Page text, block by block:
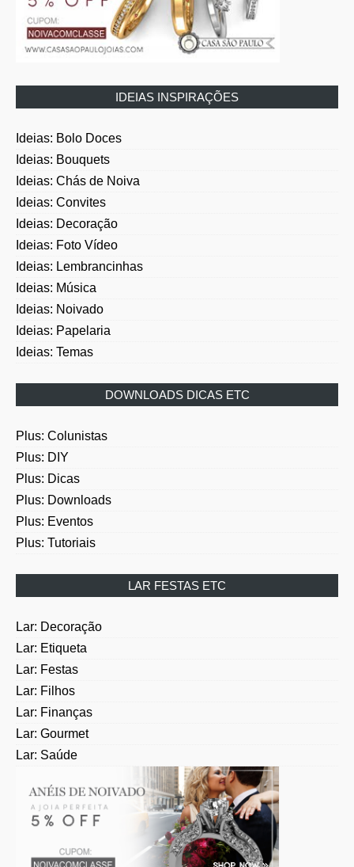
IDEIAS INSPIRAÇÕES
Ideias: Bolo Doces
Ideias: Bouquets
Ideias: Chás de Noiva
Ideias: Convites
Ideias: Decoração
Ideias: Foto Vídeo
Ideias: Lembrancinhas
Ideias: Música
Ideias: Noivado
Ideias: Papelaria
Ideias: Temas
DOWNLOADS DICAS ETC
Plus: Colunistas
Plus: DIY
Plus: Dicas
Plus: Downloads
Plus: Eventos
Plus: Tutoriais
LAR FESTAS ETC
Lar: Decoração
Lar: Etiqueta
Lar: Festas
Lar: Filhos
Lar: Finanças
Lar: Gourmet
Lar: Saúde